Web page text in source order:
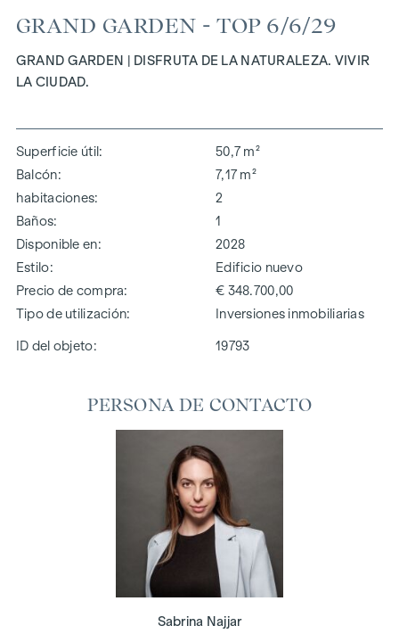
GRAND GARDEN - TOP 6/6/29
GRAND GARDEN | DISFRUTA DE LA NATURALEZA. VIVIR
LA CIUDAD.
Superficie útil
50,7 m²
Balcón
7,17 m²
habitaciones
2
Baños
1
Disponible en
2028
Estilo
Edificio nuevo
Precio de compra
€ 348.700,00
Tipo de utilización
Inversiones inmobiliarias
ID del objeto: 19793
PERSONA DE CONTACTO
Sabrina Najjar